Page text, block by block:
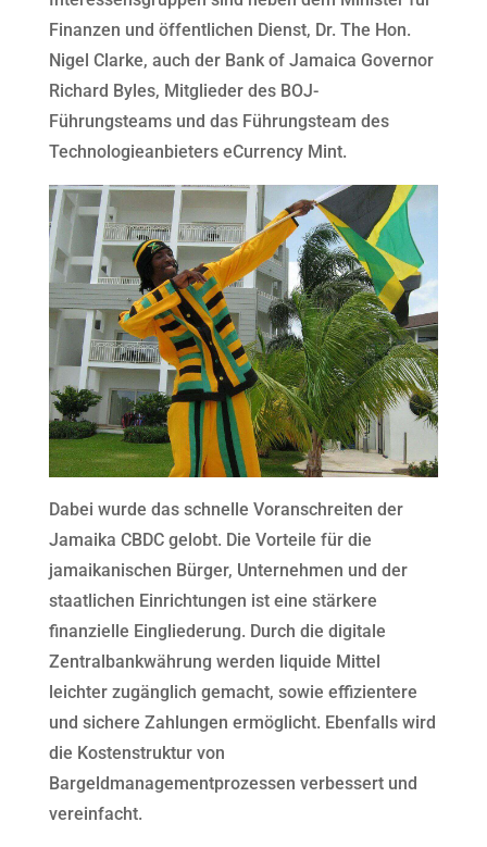
Finanzen und öffentlichen Dienst, Dr. The Hon.
Nigel Clarke, auch der Bank of Jamaica Governor
Richard Byles, Mitglieder des BOJ-
Führungsteams und das Führungsteam des
Technologieanbieters eCurrency Mint.
Dabei wurde das schnelle Voranschreiten der
Jamaika CBDC gelobt. Die Vorteile für die
jamaikanischen Bürger, Unternehmen und der
staatlichen Einrichtungen ist eine stärkere
finanzielle Eingliederung. Durch die digitale
Zentralbankwährung werden liquide Mittel
leichter zugänglich gemacht, sowie effizientere
und sichere Zahlungen ermöglicht. Ebenfalls wird
die Kostenstruktur von
Bargeldmanagementprozessen verbessert und
vereinfacht.